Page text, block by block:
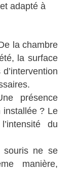
adapté à
la chambre
la surface
présence
installée ? Le
du
souris ne se
manière,